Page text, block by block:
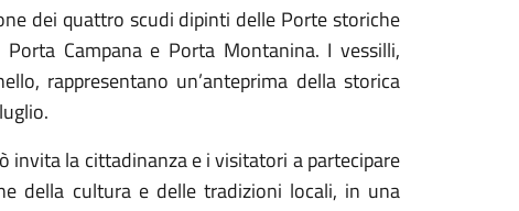
dei quattro scudi dipinti delle Porte storiche
Campana e Porta Montanina. I vessilli,
rappresentano un’anteprima della storica
invita la cittadinanza e i visitatori a partecipare
della cultura e delle tradizioni locali, in una